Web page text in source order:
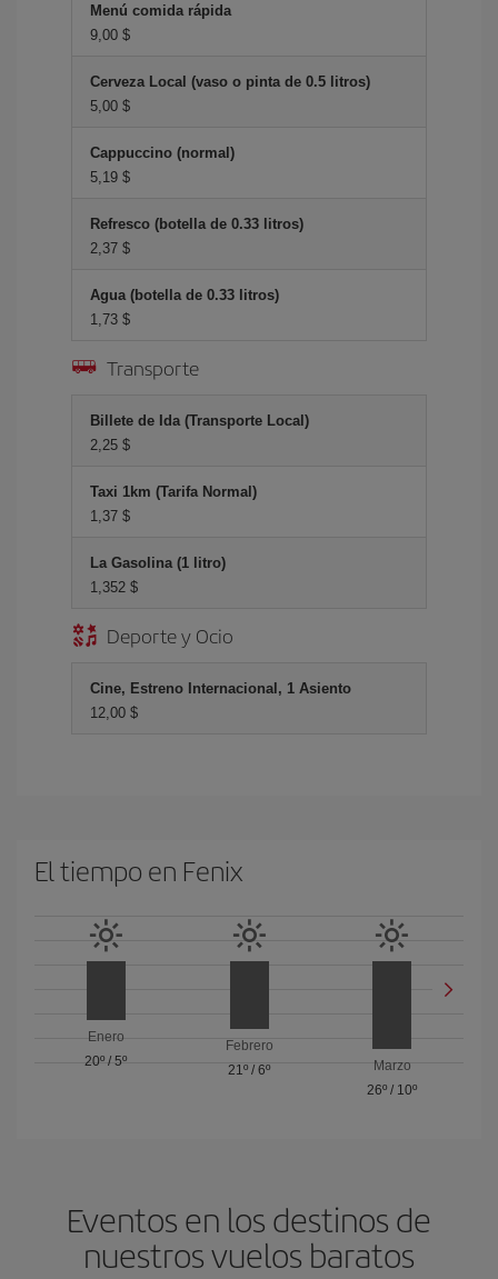
Menú comida rápida
9,00 $
Cerveza Local (vaso o pinta de 0.5 litros)
5,00 $
Cappuccino (normal)
5,19 $
Refresco (botella de 0.33 litros)
2,37 $
Agua (botella de 0.33 litros)
1,73 $
Transporte
Billete de Ida (Transporte Local)
2,25 $
Taxi 1km (Tarifa Normal)
1,37 $
La Gasolina (1 litro)
1,352 $
Deporte y Ocio
Cine, Estreno Internacional, 1 Asiento
12,00 $
El tiempo en Fenix
Enero
20º /5º
Febrero
21º / 6º
Marzo
26º / 10º
Eventos en los destinos de
nuestros vuelos baratos